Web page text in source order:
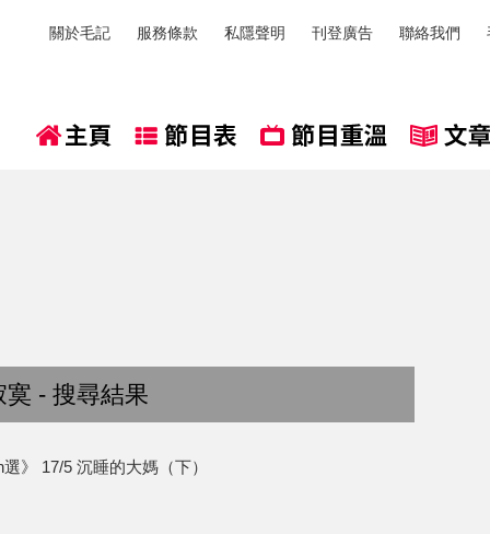
關於毛記 服務條款 私隱聲明 刊登廣告 聯絡我們
- 搜尋結果
》 17/5 沉睡的大媽（下）